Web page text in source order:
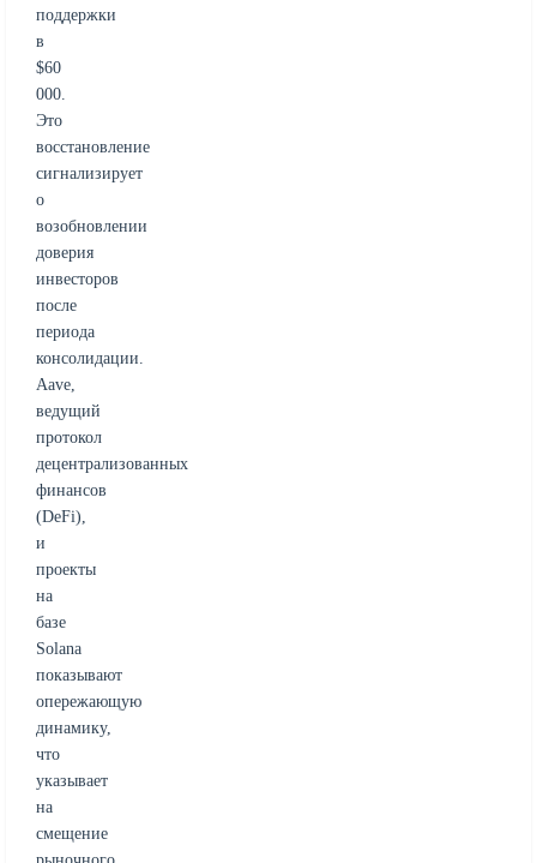
поддержки
в
$60
000.
Это
восстановление
сигнализирует
о
возобновлении
доверия
инвесторов
после
периода
консолидации.
Aave,
ведущий
протокол
децентрализованных
финансов
(DeFi),
и
проекты
на
базе
Solana
показывают
опережающую
динамику,
что
указывает
на
смещение